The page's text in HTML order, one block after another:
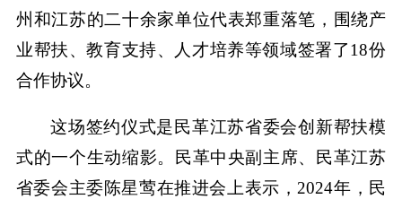
州和江苏的二十余家单位代表郑重落笔，围绕产
业帮扶、教育支持、人才培养等领域签署了18份
合作协议。
这场签约仪式是民革江苏省委会创新帮扶模
式的一个生动缩影。民革中央副主席、民革江苏
省委会主委陈星莺在推进会上表示，2024年，民